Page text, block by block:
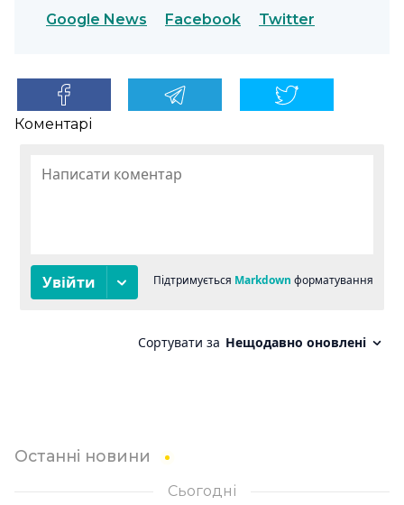
Google News Facebook Twitter
Коментарі
Останні новини
Сьогодні